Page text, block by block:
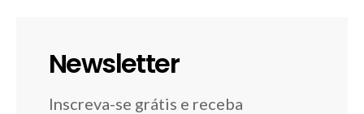
Newsletter
Inscreva-se grátis e receba